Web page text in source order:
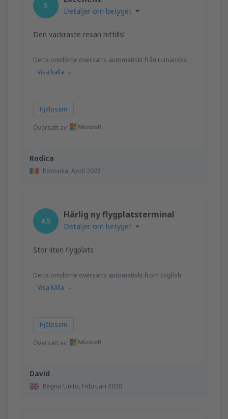
Rodica
Romania, April 2023
5
Detaljer om betyget
Den vackraste resan hittills!
Detta omdöme översätts automatiskt från rumänska.
Visa källa
Hjälpsam
Översatt av
David
Regno Unito, Februari 2020
4.5
Härlig ny flygplatsterminal
Detaljer om betyget
Stor liten flygplats
Detta omdöme översätts automatiskt from English.
Visa källa
Hjälpsam
Översatt av